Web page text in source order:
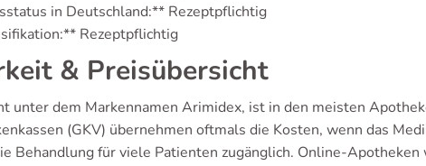
in Deutschland:** Rezeptpflichtig
Rezeptpflichtig
& Preisübersicht
unter dem Markennamen Arimidex, ist in den meisten
(GKV) übernehmen oftmals die Kosten, wenn das
Behandlung für viele Patienten zugänglich. Online-